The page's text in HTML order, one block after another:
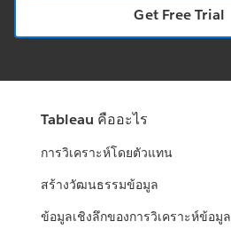
Get Free Trial
Tableau คืออะไร
การวิเคราะห์โดยตัวแทน
สร้างวัฒนธรรมข้อมูล
ข้อมูลเชิงลึกของการวิเคราะห์ข้อมูล